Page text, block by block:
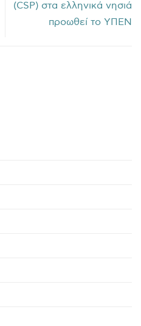
(CSP) στα ελληνικά νησιά
προωθεί το ΥΠΕΝ